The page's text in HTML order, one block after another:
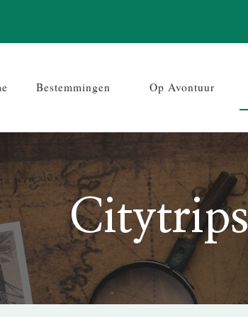
Bestemmingen Op Avontuur
Citytrips